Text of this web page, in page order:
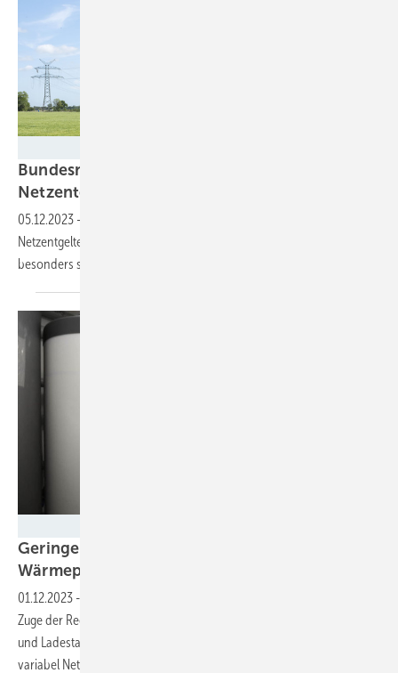
Bundesnetzagentur will gerechtere
Netzentgelte
05.12.2023 -
Netzentgelten sollen entlastet werden. Drei Bundesländer profitieren
besonders stark.
Geringere Netzentgelte für Lade- und
Wärmepumpenstrom
01.12.2023 -
Zuge der Regelung für die Leistungsreduzierung von Wärmepumpen
und Ladestatationen auch die Netzentgelte neu geregelt. Auch
variabel Netztarife stehen in den